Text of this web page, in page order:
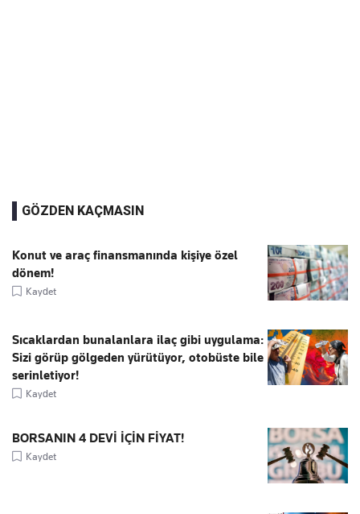
GÖZDEN KAÇMASIN
Konut ve araç finansmanında kişiye özel
dönem!
Kaydet
Sıcaklardan bunalanlara ilaç gibi uygulama:
Sizi görüp gölgeden yürütüyor, otobüste bile
serinletiyor!
Kaydet
BORSANIN 4 DEVİ İÇİN FİYAT!
Kaydet